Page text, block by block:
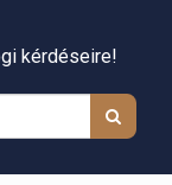
kérdéseire!